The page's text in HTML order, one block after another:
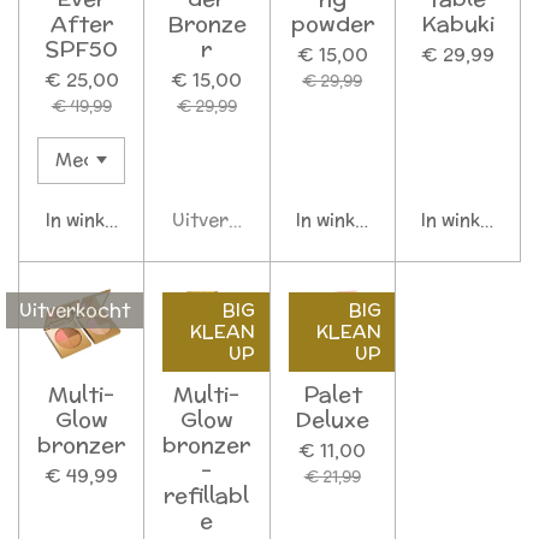
After
SPF50
€ 25,00
€ 49,99
In winkelwagen
Bronze
r
€ 15,00
€ 29,99
Uitverkocht
powder
€ 15,00
€ 29,99
In winkelwagen
Kabuki
€ 29,99
In
Uitverkocht
Multi-
Glow
bronzer
€ 49,99
BIG
KLEAN
UP
Multi-
Glow
bronzer
-
refillabl
e
BIG
KLEAN
UP
Palet
Deluxe
€ 11,00
€ 21,99